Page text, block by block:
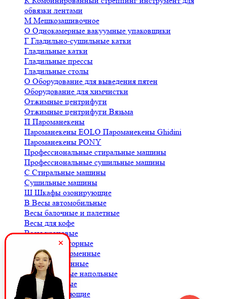
обвязки лентами
М Мешкозашивочное
О Однокамерные вакуумные упаковщики
Г Гладильно-сушильные катки
Гладильные катки
Гладильные прессы
Гладильные столы
О Оборудование для выведения пятен
Оборудование для химчистки
Отжимные центрифуги
Отжимные центрифуги Вязьма
П Пароманекены
Пароманекены EOLO Пароманекены Ghidini
Пароманекены PONY
Профессиональные стиральные машины
Профессиональные сушильные машины
С Стиральные машины
Сушильные машины
Ш Шкафы озонирующие
В Весы автомобильные
Весы балочные и палетные
Весы для кофе
Весы крановые
Весы лабораторные
Весы платформенные
Весы порционные
Весы товарные напольные
Весы торговые
Комплектующие